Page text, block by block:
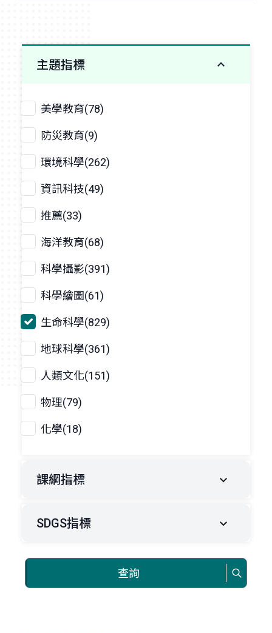
主題指標
美學教育(78)
防災教育(9)
環境科學(262)
資訊科技(49)
推薦(33)
海洋教育(68)
科學攝影(391)
科學繪圖(61)
生命科學(829)
地球科學(361)
人類文化(151)
物理(79)
化學(18)
課綱指標
SDGS指標
查詢